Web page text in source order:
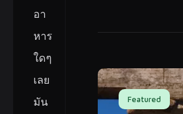
อา
หาร
ใดๆ
เลย
มัน
Featured